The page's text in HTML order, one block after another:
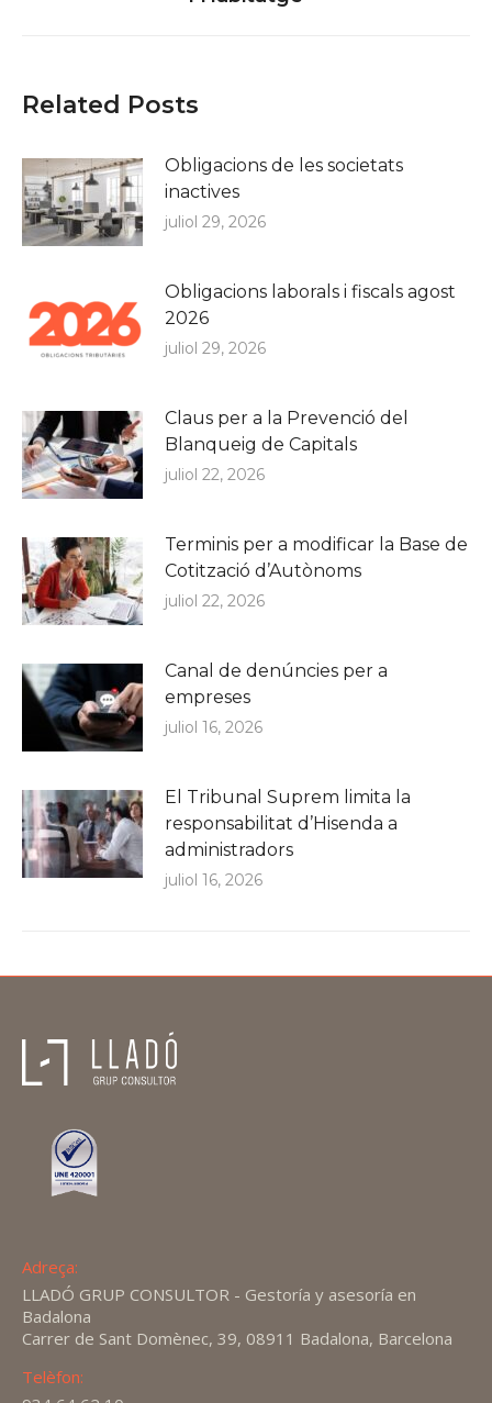
post:
Related Posts
Obligacions de les societats
inactives
juliol 29, 2026
Obligacions laborals i fiscals agost
2026
juliol 29, 2026
Claus per a la Prevenció del
Blanqueig de Capitals
juliol 22, 2026
Terminis per a modificar la Base de
Cotització d’Autònoms
juliol 22, 2026
Canal de denúncies per a
empreses
juliol 16, 2026
El Tribunal Suprem limita la
responsabilitat d’Hisenda a
administradors
juliol 16, 2026
Adreça:
LLADÓ GRUP CONSULTOR - Gestoría y asesoría en
Badalona
Carrer de Sant Domènec, 39, 08911 Badalona, Barcelona
Telèfon: